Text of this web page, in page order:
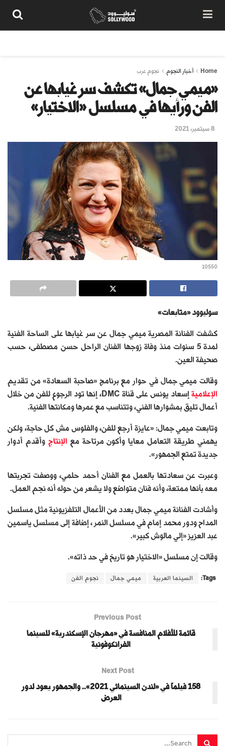
Home أخبار النجوم نجوم عرب
«ميمي جمال» تكشف سر غيابها عن
الفن ورأيها في مسلسل «الاختيار»
8 سبتمبر، 2021
10550
سوليوود «متابعات»
كشفت الفنانة المصرية ميمي جمال عن سر غيابها على الساحة الفنية
لمدة 5 سنوات منذ وفاة زوجها الفنان الراحل حسن مصطفى، حسب
صحيفة العين.
وقالت ميمي جمال في حوار مع برنامج «صاحبة السعادة» من تقديم
الإعلامية
إسعاد يونس على قناة DMC، إنها تود الرجوع للفن من خلال
أعمال تليق بمشوارها الفني، وتتناسب مع عمرها ومكانتها الفنية.
وتابعت ميمي جمال: «عايزة أرجع للفن، والفلوس مش كل حاجة، ولكن
يهمني طريقة التعامل معايا وأكون مرتاحة مع الإنتاج وأقدم أدوار
جديدة تمتع الجمهور».
وعبرت عن سعادتها بالعمل مع الفنان أحمد حلمي، ووصفت تجربتها
معه بأنها ممتعة، وأنه فنان متواضع ولا يشعر من حوله أنه نجم العمل.
وأشادت الفنانة ميمي جمال بعدد من الأعمال التلفزيونية مثل مسلسل
المداح ودور محمد إمام في مسلسل النمر ، إضافة إلى مسلسل ياسمين
عبد العزيز «إلي مالوش كبير».
وقالت إن مسلسل «الاختيار هو تاريخ في حد ذاته».
Tags: السينما العربية ميمي جمال نجوم الفن
Previous Post
قائمة للأفلام المنافسة في «مهرجان الإسكندرية» للسينما
الفرانكوفونية
Next Post
158 فيلماً في «لندن السينمائي 2021».. والجمهور يعود لدور
العرض